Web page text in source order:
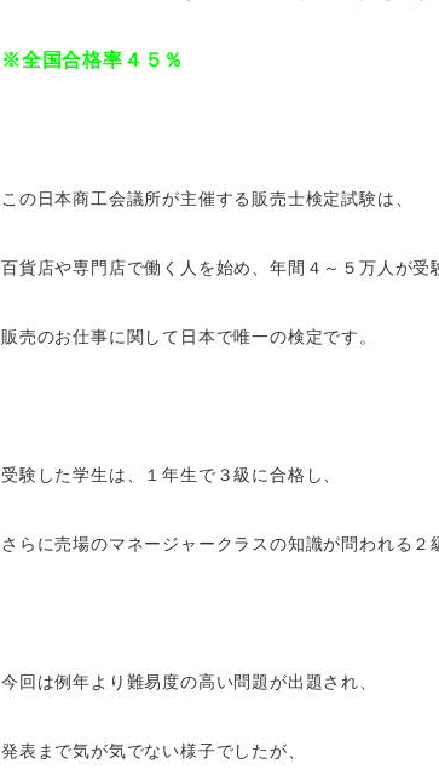
※全国合格率４５％
この日本商工会議所が主催する販売士検定試験は、
百貨店や専門店で働く人を始め、年間４～５万人が受
販売のお仕事に関して日本で唯一の検定です。
受験した学生は、１年生で３級に合格し、
さらに売場のマネージャークラスの知識が問われる２
今回は例年より難易度の高い問題が出題され、
発表まで気が気でない様子でしたが、